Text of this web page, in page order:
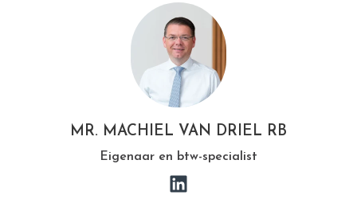
MR. MACHIEL VAN DRIEL RB
Eigenaar en btw-specialist